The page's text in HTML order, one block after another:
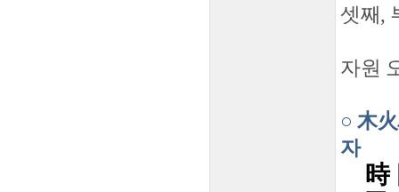
셋째,
자원
○ 木
자
時